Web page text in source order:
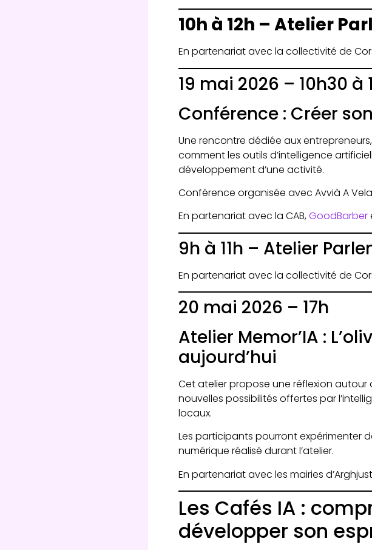
10h à 12h – Atelier
En partenariat avec la collectivité de
19 mai 2026 – 10h30 à
Conférence : Créer
Une rencontre dédiée aux
comment les outils d’intelligence
développement d’une activité.
Conférence organisée avec Avvià A
En partenariat avec la CAB,GoodBarber
9h à 11h – Atelier
En partenariat avec la collectivité de
20 mai 2026 – 17h
Atelier Memor’IA :
aujourd’hui
Cet atelier propose une réflexion
nouvelles possibilités offertes par
locaux.
Les participants pourront expérimenter
numérique réalisé durant l’atelier.
En partenariat avec les mairies
Les Cafés IA :
développer son